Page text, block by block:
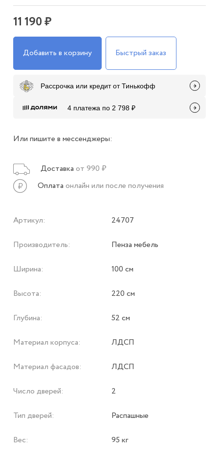
11 190 ₽
Добавить в корзину Быстрый заказ
Рассрочка или кредит от Тинькофф
4 платежа по 2 798 ₽
Или пишите в мессенджеры:
Доставка от 990 ₽
Оплата онлайн или после получения
Артикул: 24707
Производитель: Пенза мебель
Ширина: 100 см
Высота: 220 см
Глубина: 52 см
Материал корпуса: ЛДСП
Материал фасадов: ЛДСП
Число дверей: 2
Тип дверей: Распашные
Вес: 95 кг